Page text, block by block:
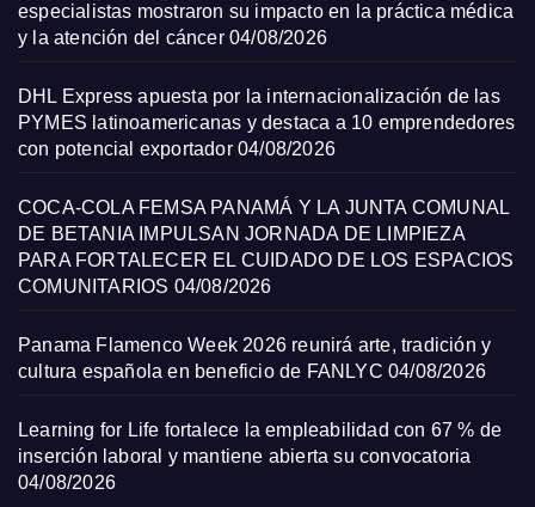
especialistas mostraron su impacto en la práctica médica
y la atención del cáncer 04/08/2026
DHL Express apuesta por la internacionalización de las
PYMES latinoamericanas y destaca a 10 emprendedores
con potencial exportador 04/08/2026
COCA-COLA FEMSA PANAMÁ Y LA JUNTA COMUNAL
DE BETANIA IMPULSAN JORNADA DE LIMPIEZA
PARA FORTALECER EL CUIDADO DE LOS ESPACIOS
COMUNITARIOS 04/08/2026
Panama Flamenco Week 2026 reunirá arte, tradición y
cultura española en beneficio de FANLYC 04/08/2026
Learning for Life fortalece la empleabilidad con 67 % de
inserción laboral y mantiene abierta su convocatoria
04/08/2026